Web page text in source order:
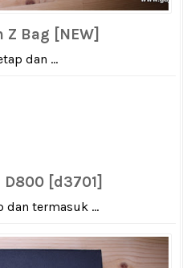
Z Bag [NEW]
dan ...
D800 [d3701]
termasuk ...